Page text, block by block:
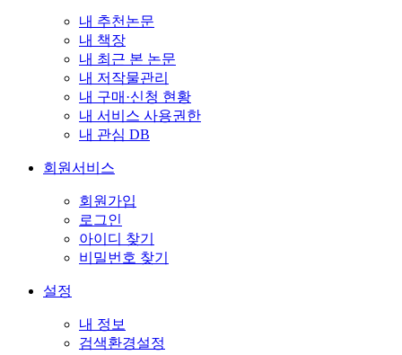
내 추천논문
내 책장
내 최근 본 논문
내 저작물관리
내 구매·신청 현황
내 서비스 사용권한
내 관심 DB
회원서비스
회원가입
로그인
아이디 찾기
비밀번호 찾기
설정
내 정보
검색환경설정